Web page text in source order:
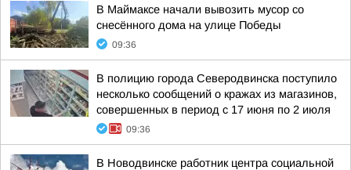
В Маймаксе начали вывозить мусор со
снесённого дома на улице Победы
09:36
В полицию города Северодвинска поступило
несколько сообщений о кражах из магазинов,
совершенных в период с 17 июня по 2 июля
09:36
В Новодвинске работник центра социальной